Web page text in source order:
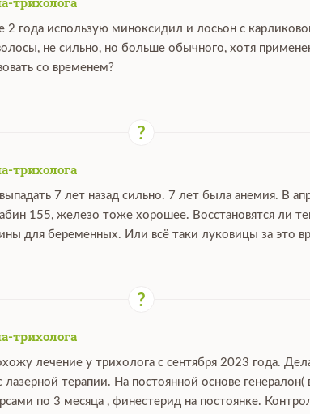
года использую миноксидил и лосьон с
не сильно, но больше обычного, хотя
со временем?
трихолога
7 лет назад сильно. 7 лет была анемия. В
155, железо тоже хорошее. Восстановятся ли
для беременных. Или всё таки луковицы за это
трихолога
лечение у трихолога с сентября 2023 года.
лазерной терапии. На постоянной основе
по 3 месяца , финестерид на постоянке.